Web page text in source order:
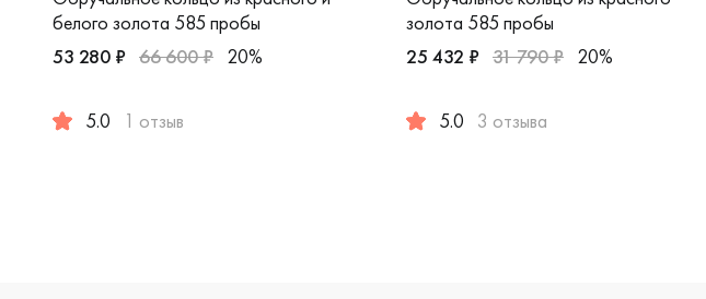
белого золота 585 пробы
53 280 ₽ 66 600 ₽ 20%
5.0 1 отзыв
золота 585 пробы
25 432 ₽ 31 790 ₽ 20%
5.0 3 отзыва